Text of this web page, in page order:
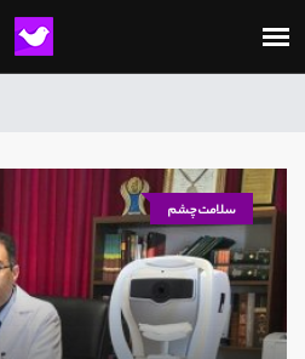
سلامت چشم